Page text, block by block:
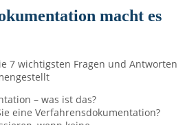
macht es
7 wichtigsten Fragen und Antworten
– was ist das?
eine Verfahrensdokumentation?